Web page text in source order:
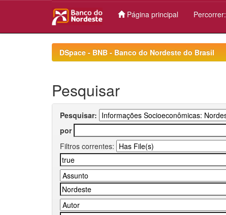
Página principal Percorrer:
DSpace - BNB - Banco do Nordeste do Brasil
Pesquisar
Pesquisar:
por
Filtros correntes: